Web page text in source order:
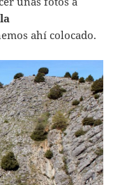
ahí colocado.